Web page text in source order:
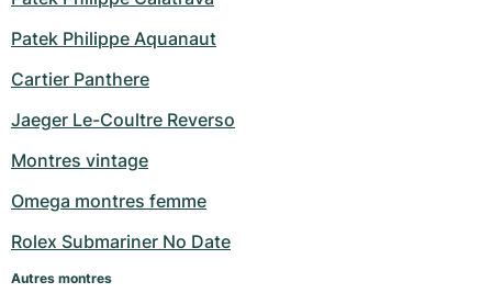
Patek Philippe Aquanaut
Cartier Panthere
Jaeger Le-Coultre Reverso
Montres vintage
Omega montres femme
Rolex Submariner No Date
Autres montres